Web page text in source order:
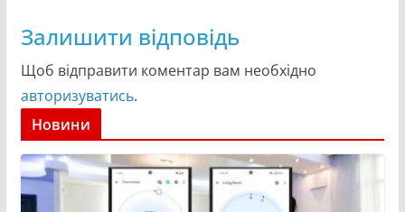
Залишити відповідь
Щоб відправити коментар вам необхідно
авторизуватись.
Новини